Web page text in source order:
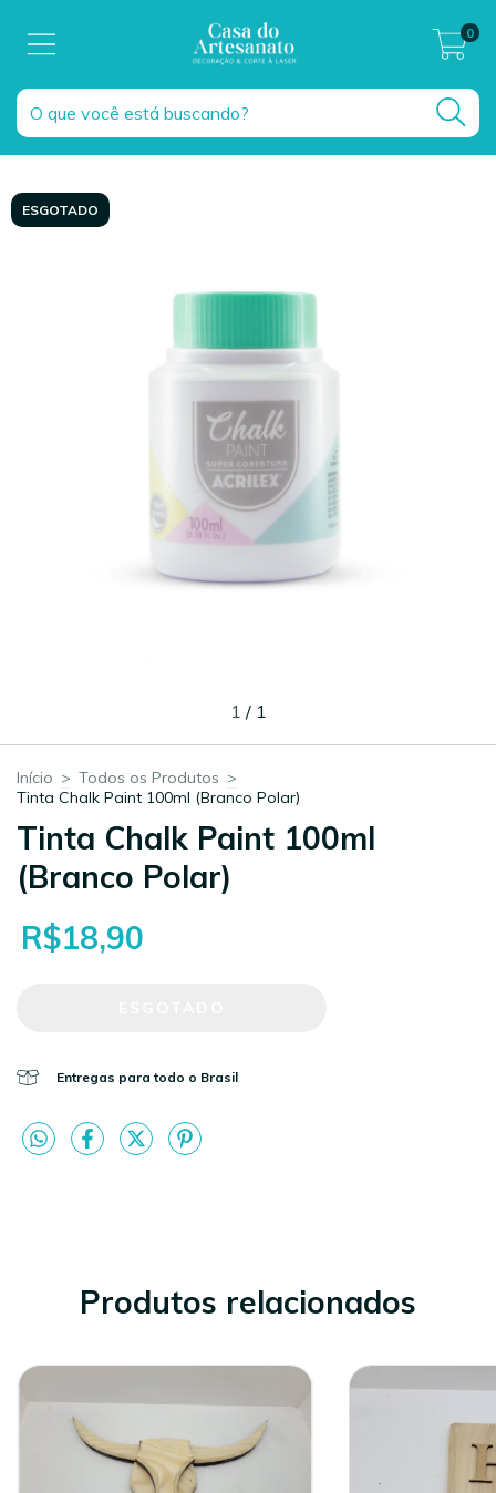
0
ESGOTADO
1 / 1
Início > Todos os Produtos >
Tinta Chalk Paint 100ml (Branco Polar)
Tinta Chalk Paint 100ml
(Branco Polar)
R$18,90
Entregas para todo o Brasil
Produtos relacionados